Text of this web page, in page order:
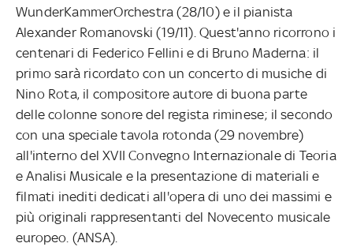
WunderKammerOrchestra (28/10) e il pianista
Alexander Romanovski (19/11). Quest'anno ricorrono i
centenari di Federico Fellini e di Bruno Maderna: il
primo sarà ricordato con un concerto di musiche di
Nino Rota, il compositore autore di buona parte
delle colonne sonore del regista riminese; il secondo
con una speciale tavola rotonda (29 novembre)
all'interno del XVII Convegno Internazionale di Teoria
e Analisi Musicale e la presentazione di materiali e
filmati inediti dedicati all'opera di uno dei massimi e
più originali rappresentanti del Novecento musicale
europeo. (ANSA).